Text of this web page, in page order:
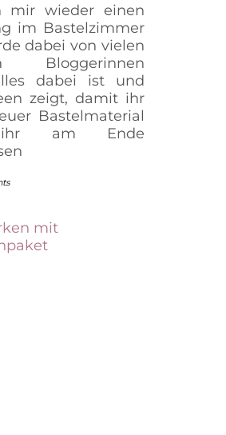
mir wieder einen
im Bastelzimmer
dabei von vielen
Bloggerinnen
dabei ist und
zeigt, damit ihr
Bastelmaterial
am Ende